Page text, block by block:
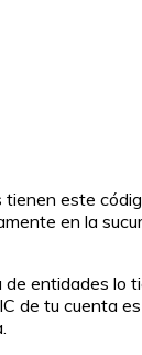
este
en la
entidades lo
de tu cuenta